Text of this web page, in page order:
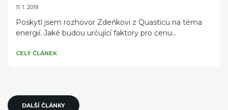
11. 1. 2019
Poskytl jsem rozhovor Zdeňkovi z Quasticu na téma
energií. Jaké budou určující faktory pro cenu...
CELÝ ČLÁNEK
DALŠÍ ČLÁNKY